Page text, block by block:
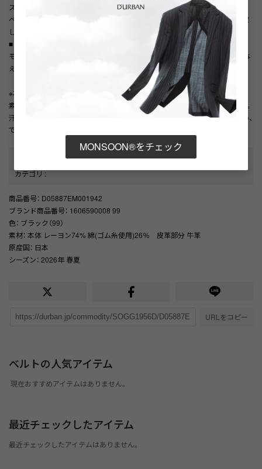
ス。
ベージュやカーキなどアースカラーと好相性で、柔らかな大人の雰囲気を演出
します。
■ ブラック引き締まったブラックカラーが、全体の印象をシャープに。
モノトーンコーデやきれいめスタイルに合わせることで、洗練された印象を与
えます。
※本革(天然皮革)の商品について
素材の特性上、多少のキズやシワ、色ムラや擦れが見られる場合がございます。
汗や雨などで濡れた場合、色移りする場合がございます。革の品質保持のため、
できるだけ濡らさないようご注意下さい。
メンズ
カテゴリ:
商品番号： D05887EM001942
ブランド商品番号： 1606590008 99
色： ブラック（99）
素材： 本体 レーヨン74% 綿(ゴム糸使用)26％ 皮革部分 牛革
原産国： 日本
シーズン： 2026年 春夏
URLをコピー
ベルトの人気アイテム
現在おすすめアイテムはありません。
最近チェックしたアイテム
最近チェックしたアイテムはありません。
MONSOON®をチェック